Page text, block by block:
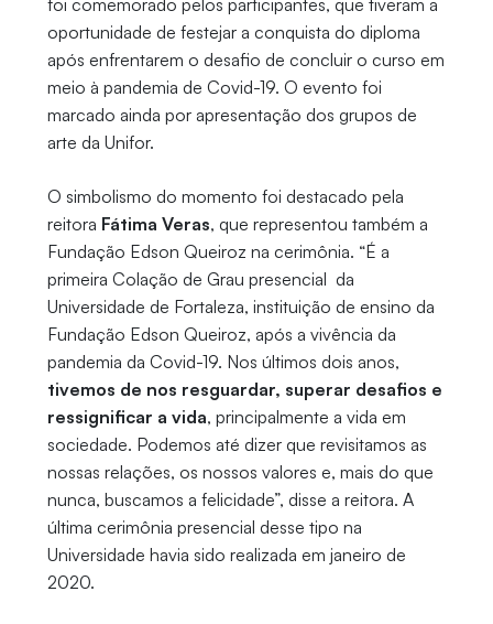
foi comemorado pelos participantes, que tiveram a
oportunidade de festejar a conquista do diploma
após enfrentarem o desafio de concluir o curso em
meio à pandemia de Covid-19. O evento foi
marcado ainda por apresentação dos grupos de
arte da Unifor.
O simbolismo do momento foi destacado pela
reitora Fátima Veras, que representou também a
Fundação Edson Queiroz na cerimônia. “É a
primeira Colação de Grau presencial da
Universidade de Fortaleza, instituição de ensino da
Fundação Edson Queiroz, após a vivência da
pandemia da Covid-19. Nos últimos dois anos,
tivemos de nos resguardar, superar desafios e
ressignificar a vida, principalmente a vida em
sociedade. Podemos até dizer que revisitamos as
nossas relações, os nossos valores e, mais do que
nunca, buscamos a felicidade”, disse a reitora. A
última cerimônia presencial desse tipo na
Universidade havia sido realizada em janeiro de
2020.